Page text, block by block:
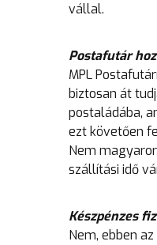
vállal.
Postafutár
MPL
biztosan át
postaládába,
ezt követően
Nem
szállítási idő
Készpénzes
Nem, ebben